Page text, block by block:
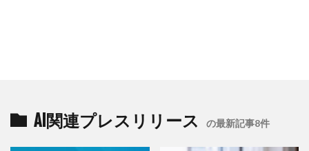
AI関連プレスリリース の最新記事8件